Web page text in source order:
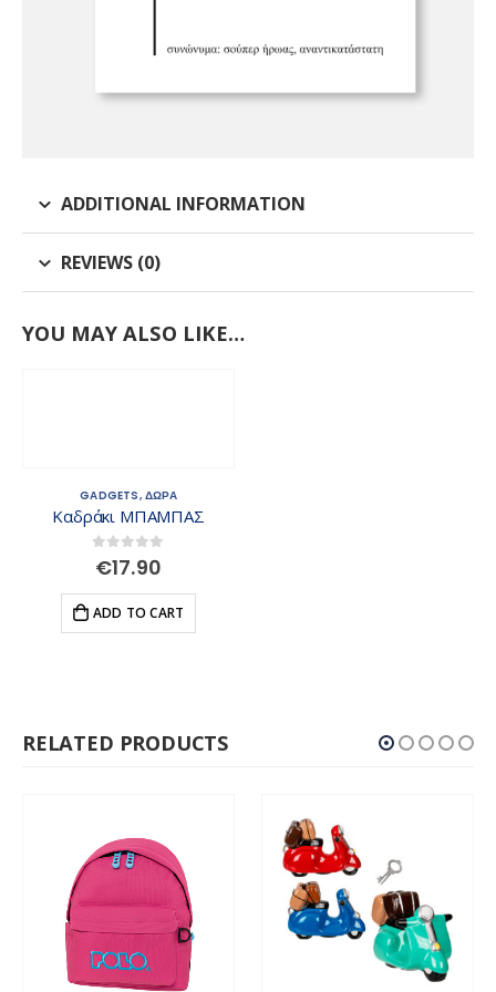
ADDITIONAL INFORMATION
REVIEWS (0)
YOU MAY ALSO LIKE…
GADGETS, ΔΩΡΑ
Καδράκι ΜΠΑΜΠΑΣ
out of 5
€17.90
ADD TO CART
RELATED PRODUCTS